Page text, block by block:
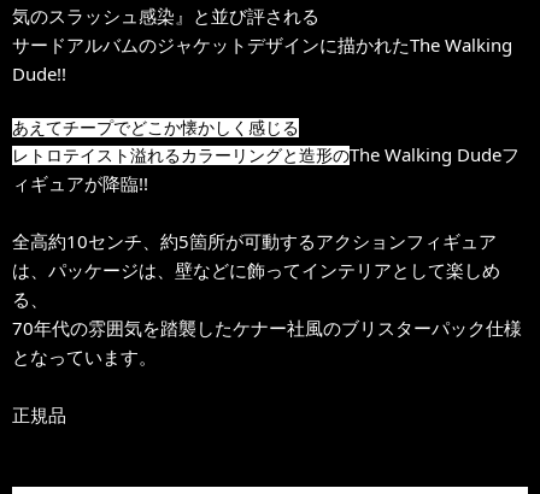
気のスラッシュ感染』と並び評される
サードアルバムのジャケットデザインに描かれたThe Walking
Dude!!
あえてチープでどこか懐かしく感じる
レトロテイスト溢れるカラーリングと造形のThe Walking Dudeフ
ィギュアが降臨!!
全高約10センチ、約5箇所が可動するアクションフィギュア
は、パッケージは、壁などに飾ってインテリアとして楽しめ
る、
70年代の雰囲気を踏襲したケナー社風のブリスターパック仕様
となっています。
正規品